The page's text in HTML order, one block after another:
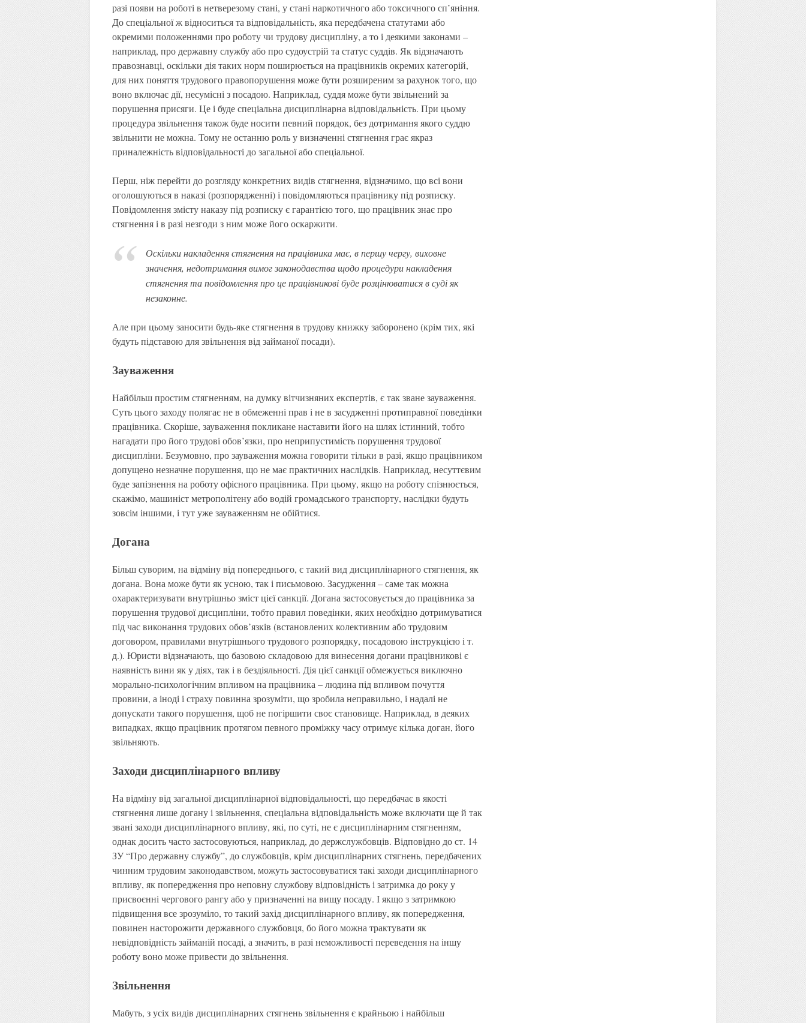
разі появи на роботі в нетверезому стані, у стані наркотичного або токсичного сп’яніння.
До спеціальної ж відноситься та відповідальність, яка передбачена статутами або
окремими положеннями про роботу чи трудову дисципліну, а то і деякими законами –
наприклад, про державну службу або про судоустрій та статус суддів. Як відзначають
правознавці, оскільки дія таких норм поширюється на працівників окремих категорій,
для них поняття трудового правопорушення може бути розширеним за рахунок того, що
воно включає дії, несумісні з посадою. Наприклад, суддя може бути звільнений за
порушення присяги. Це і буде спеціальна дисциплінарна відповідальність. При цьому
процедура звільнення також буде носити певний порядок, без дотримання якого суддю
звільнити не можна. Тому не останню роль у визначенні стягнення грає якраз
приналежність відповідальності до загальної або спеціальної.
Перш, ніж перейти до розгляду конкретних видів стягнення, відзначимо, що всі вони
оголошуються в наказі (розпорядженні) і повідомляються працівнику під розписку.
Повідомлення змісту наказу під розписку є гарантією того, що працівник знає про
стягнення і в разі незгоди з ним може його оскаржити.
Оскільки накладення стягнення на працівника має, в першу чергу, виховне
значення, недотримання вимог законодавства щодо процедури накладення
стягнення та повідомлення про це працівникові буде розцінюватися в суді як
незаконне.
Але при цьому заносити будь-яке стягнення в трудову книжку заборонено (крім тих, які
будуть підставою для звільнення від займаної посади).
Зауваження
Найбільш простим стягненням, на думку вітчизняних експертів, є так зване зауваження.
Суть цього заходу полягає не в обмеженні прав і не в засудженні протиправної поведінки
працівника. Скоріше, зауваження покликане наставити його на шлях істинний, тобто
нагадати про його трудові обов’язки, про неприпустимість порушення трудової
дисципліни. Безумовно, про зауваження можна говорити тільки в разі, якщо працівником
допущено незначне порушення, що не має практичних наслідків. Наприклад, несуттєвим
буде запізнення на роботу офісного працівника. При цьому, якщо на роботу спізнюється,
скажімо, машиніст метрополітену або водій громадського транспорту, наслідки будуть
зовсім іншими, і тут уже зауваженням не обійтися.
Догана
Більш суворим, на відміну від попереднього, є такий вид дисциплінарного стягнення, як
догана. Вона може бути як усною, так і письмовою. Засудження – саме так можна
охарактеризувати внутрішньо зміст цієї санкції. Догана застосовується до працівника за
порушення трудової дисципліни, тобто правил поведінки, яких необхідно дотримуватися
під час виконання трудових обов’язків (встановлених колективним або трудовим
договором, правилами внутрішнього трудового розпорядку, посадовою інструкцією і т.
д.). Юристи відзначають, що базовою складовою для винесення догани працівникові є
наявність вини як у діях, так і в бездіяльності. Дія цієї санкції обмежується виключно
морально-психологічним впливом на працівника – людина під впливом почуття
провини, а іноді і страху повинна зрозуміти, що зробила неправильно, і надалі не
допускати такого порушення, щоб не погіршити своє становище. Наприклад, в деяких
випадках, якщо працівник протягом певного проміжку часу отримує кілька доган, його
звільняють.
Заходи дисциплінарного впливу
На відміну від загальної дисциплінарної відповідальності, що передбачає в якості
стягнення лише догану і звільнення, спеціальна відповідальність може включати ще й так
звані заходи дисциплінарного впливу, які, по суті, не є дисциплінарним стягненням,
однак досить часто застосовуються, наприклад, до держслужбовців. Відповідно до ст. 14
ЗУ “Про державну службу”, до службовців, крім дисциплінарних стягнень, передбачених
чинним трудовим законодавством, можуть застосовуватися такі заходи дисциплінарного
впливу, як попередження про неповну службову відповідність і затримка до року у
присвоєнні чергового рангу або у призначенні на вищу посаду. І якщо з затримкою
підвищення все зрозуміло, то такий захід дисциплінарного впливу, як попередження,
повинен насторожити державного службовця, бо його можна трактувати як
невідповідність займаній посаді, а значить, в разі неможливості переведення на іншу
роботу воно може привести до звільнення.
Звільнення
Мабуть, з усіх видів дисциплінарних стягнень звільнення є крайньою і найбільш